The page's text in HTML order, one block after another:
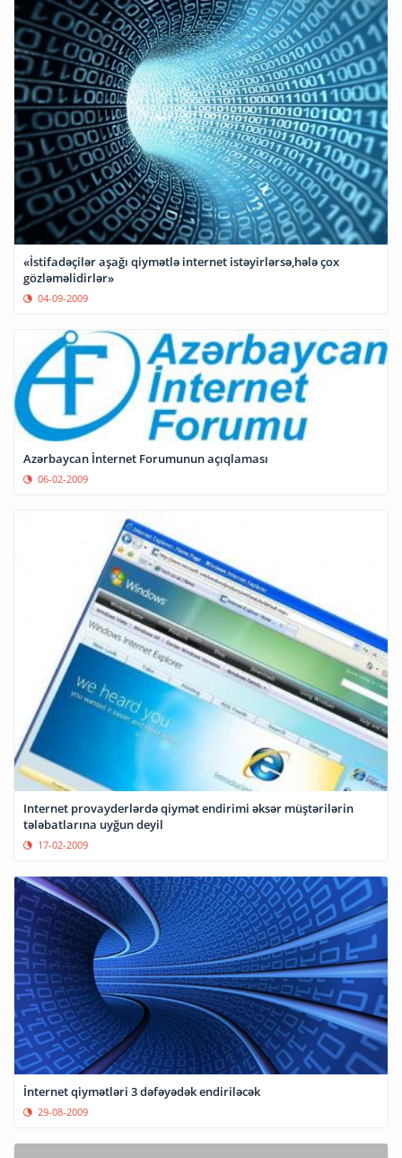
«İstifadəçilər aşağı qiymətlə internet istəyirlərsə,hələ çox
gözləməlidirlər»
04-09-2009
Azərbaycan İnternet Forumunun açıqlaması
06-02-2009
Internet provayderlərdə qiymət endirimi əksər müştərilərin
tələbatlarına uyğun deyil
17-02-2009
İnternet qiymətləri 3 dəfəyədək endiriləcək
29-08-2009